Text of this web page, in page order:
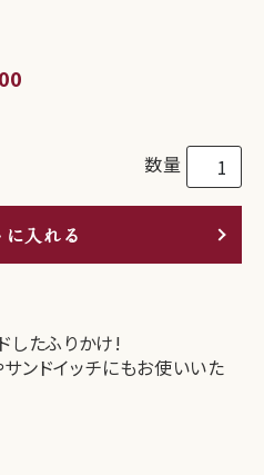
数量
に入れる
したふりかけ!
ンドイッチにもお使いいた